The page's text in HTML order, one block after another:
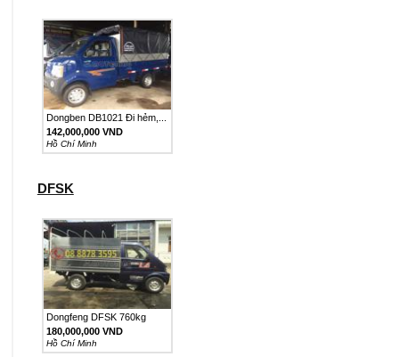
Dongben DB1021 Đi hẻm,...
142,000,000 VND
Hồ Chí Minh
DFSK
Dongfeng DFSK 760kg
180,000,000 VND
Hồ Chí Minh